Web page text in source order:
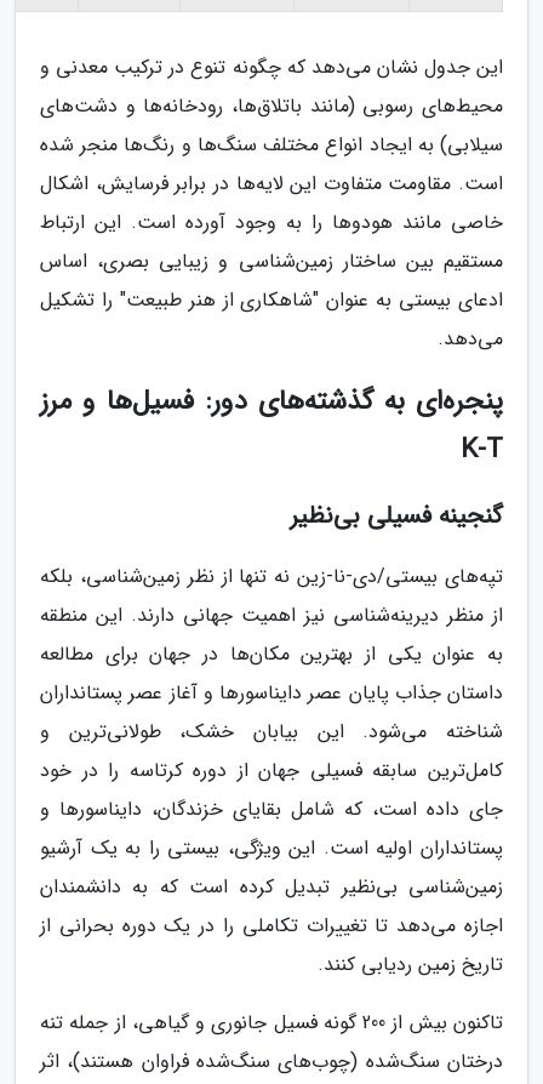
این جدول نشان می‌دهد که چگونه تنوع در ترکیب معدنی و
محیط‌های رسوبی (مانند باتلاق‌ها، رودخانه‌ها و دشت‌های
سیلابی) به ایجاد انواع مختلف سنگ‌ها و رنگ‌ها منجر شده
است. مقاومت متفاوت این لایه‌ها در برابر فرسایش، اشکال
خاصی مانند هودوها را به وجود آورده است. این ارتباط
مستقیم بین ساختار زمین‌شناسی و زیبایی بصری، اساس
ادعای بیستی به عنوان "شاهکاری از هنر طبیعت" را تشکیل
می‌دهد.
پنجره‌ای به گذشته‌های دور: فسیل‌ها و مرز
K-T
گنجینه فسیلی بی‌نظیر
تپه‌های بیستی/دی-نا-زین نه تنها از نظر زمین‌شناسی، بلکه
از منظر دیرینه‌شناسی نیز اهمیت جهانی دارند. این منطقه
به عنوان یکی از بهترین مکان‌ها در جهان برای مطالعه
داستان جذاب پایان عصر دایناسورها و آغاز عصر پستانداران
شناخته می‌شود. این بیابان خشک، طولانی‌ترین و
کامل‌ترین سابقه فسیلی جهان از دوره کرتاسه را در خود
جای داده است، که شامل بقایای خزندگان، دایناسورها و
پستانداران اولیه است. این ویژگی، بیستی را به یک آرشیو
زمین‌شناسی بی‌نظیر تبدیل کرده است که به دانشمندان
اجازه می‌دهد تا تغییرات تکاملی را در یک دوره بحرانی از
تاریخ زمین ردیابی کنند.
تاکنون بیش از 200 گونه فسیل جانوری و گیاهی، از جمله تنه
درختان سنگ‌شده (چوب‌های سنگ‌شده فراوان هستند)، اثر